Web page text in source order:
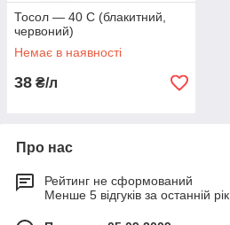
Тосол — 40 С (блакитний,
червоний)
Немає в наявності
38 ₴/л
Про нас
Рейтинг не сформований
Менше 5 відгуків за останній рік